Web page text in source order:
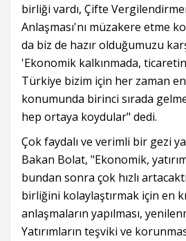
birliği vardı, Çifte
Anlaşması'nı müzakere etme
da biz de hazır olduğumuzu
'Ekonomik kalkınmada, ticaretin
Türkiye bizim için her zaman
konumunda birinci sırada
hep ortaya koydular" dedi.
Çok faydalı ve verimli bir gezi
Bakan Bolat, "Ekonomik,
bundan sonra çok hızlı
birliğini kolaylaştırmak için en
anlaşmaların yapılması,
Yatırımların teşviki ve